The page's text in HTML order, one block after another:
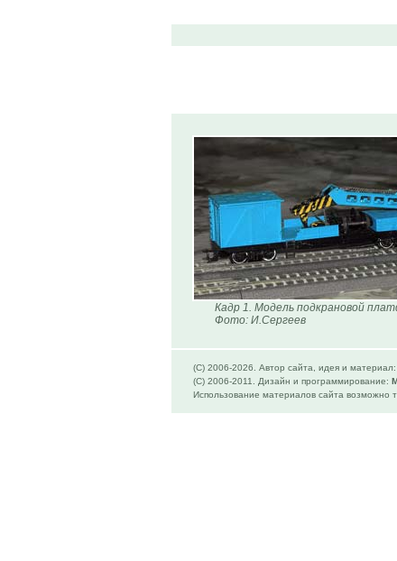
Кадр 1. Модель подкрановой
Фото: И.Сергеев
(C) 2006-2026. Автор сайта, идея и материал:
(C) 2006-2011. Дизайн и программирование:
Использование материалов сайта возможно